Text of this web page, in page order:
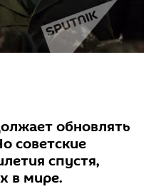
обновлять
советские
спустя,
в мире.